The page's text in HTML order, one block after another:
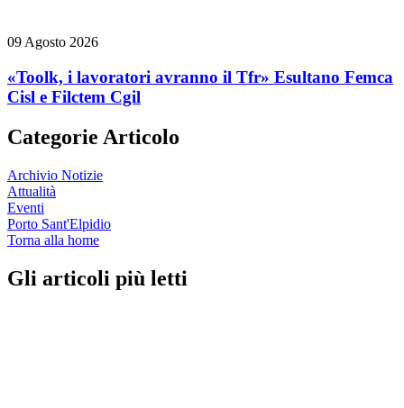
09 Agosto 2026
«Toolk, i lavoratori avranno il Tfr» Esultano Femca
Cisl e Filctem Cgil
Categorie Articolo
Archivio Notizie
Attualità
Eventi
Porto Sant'Elpidio
Torna alla home
Gli articoli più letti